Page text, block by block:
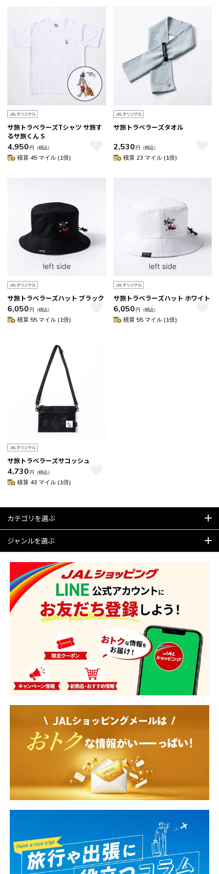
サ旅トラベラーズTシャツ サ旅す
るサ旅くん S
4,950 円 （税込）
積算 45 マイル (1倍)
サ旅トラベラーズタオル
2,530 円 （税込）
積算 23 マイル (1倍)
サ旅トラベラーズハット ブラック
6,050 円 （税込）
積算 55 マイル (1倍)
サ旅トラベラーズハット ホワイト
6,050 円 （税込）
積算 55 マイル (1倍)
サ旅トラベラーズサコッシュ
4,730 円 （税込）
積算 43 マイル (1倍)
カテゴリを選ぶ
ジャンルを選ぶ